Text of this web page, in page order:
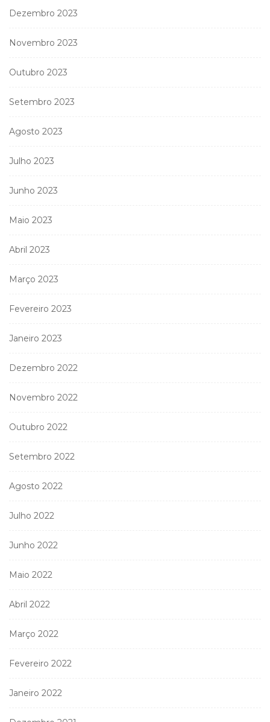
Dezembro 2023
Novembro 2023
Outubro 2023
Setembro 2023
Agosto 2023
Julho 2023
Junho 2023
Maio 2023
Abril 2023
Março 2023
Fevereiro 2023
Janeiro 2023
Dezembro 2022
Novembro 2022
Outubro 2022
Setembro 2022
Agosto 2022
Julho 2022
Junho 2022
Maio 2022
Abril 2022
Março 2022
Fevereiro 2022
Janeiro 2022